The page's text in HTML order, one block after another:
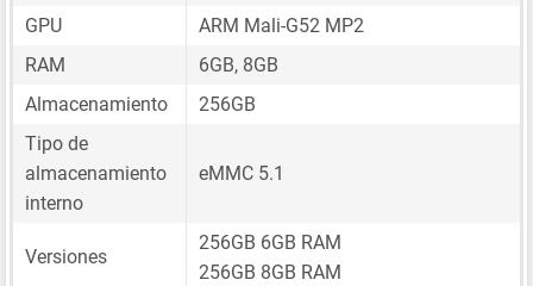
GPU
ARM Mali-G52 MP2
RAM
6GB, 8GB
Almacenamiento
256GB
Tipo de
almacenamiento
interno
eMMC 5.1
Versiones
256GB 6GB RAM
256GB 8GB RAM